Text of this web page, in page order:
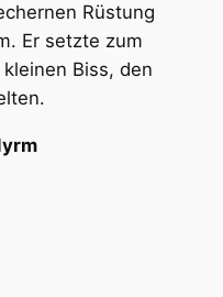
Rüstung
Er setzte zum
Biss, den